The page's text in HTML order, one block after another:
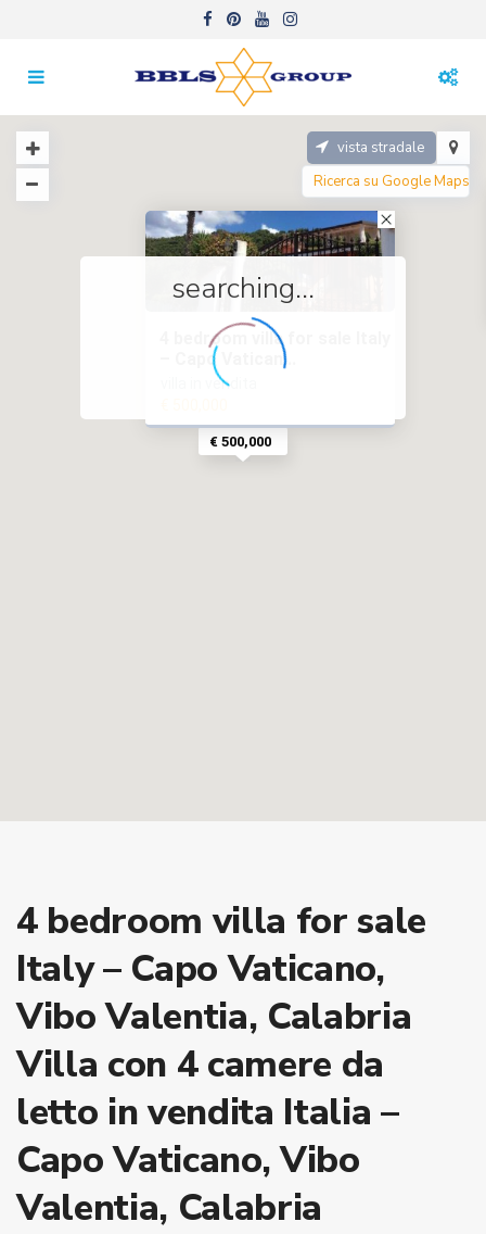
€ 500,000
4 bedroom villa for sale Italy
– Capo Vatican...
villa in vendita
searching...
vista stradale
4 bedroom villa for sale
Italy – Capo Vaticano,
Vibo Valentia, Calabria
Villa con 4 camere da
letto in vendita Italia –
Capo Vaticano, Vibo
Valentia, Calabria